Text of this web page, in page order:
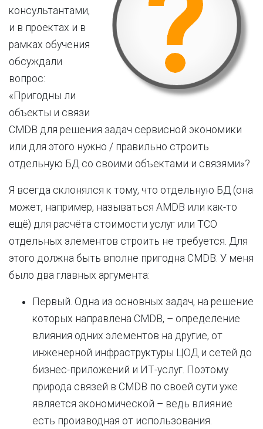
консультантами,
и в проектах и в
рамках обучения
обсуждали
вопрос:
«Пригодны ли
объекты и связи
CMDB для решения задач сервисной экономики
или для этого нужно / правильно строить
отдельную БД со своими объектами и связями»?
Я всегда склонялся к тому, что отдельную БД (она
может, например, называться AMDB или как-то
ещё) для расчёта стоимости услуг или TCO
отдельных элементов строить не требуется. Для
этого должна быть вполне пригодна CMDB. У меня
было два главных аргумента:
Первый. Одна из основных задач, на решение
которых направлена CMDB, – определение
влияния одних элементов на другие, от
инженерной инфраструктуры ЦОД и сетей до
бизнес-приложений и ИТ-услуг. Поэтому
природа связей в CMDB по своей сути уже
является экономической – ведь влияние
есть производная от использования.